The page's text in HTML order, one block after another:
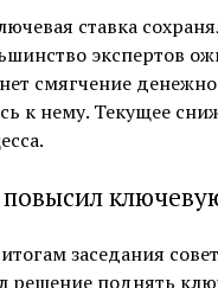
ставка
экспертов
смягчение
к нему. Текущее
заседания
решение поднять